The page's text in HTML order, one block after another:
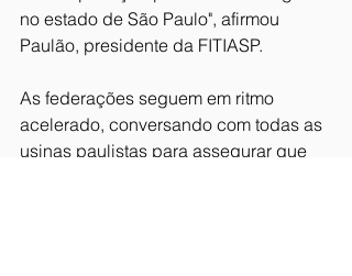
no estado de São Paulo", afirmou
Paulão, presidente da FITIASP.
As federações seguem em ritmo
acelerado, conversando com todas as
usinas paulistas para assegurar que